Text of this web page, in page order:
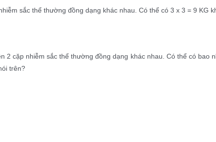
sắc thể thường đồng dạng khác nhau. Có thể có 3 x 3 = 9 KG
2 cặp nhiễm sắc thể thường đồng dạng khác nhau. Có thể có bao
trên?